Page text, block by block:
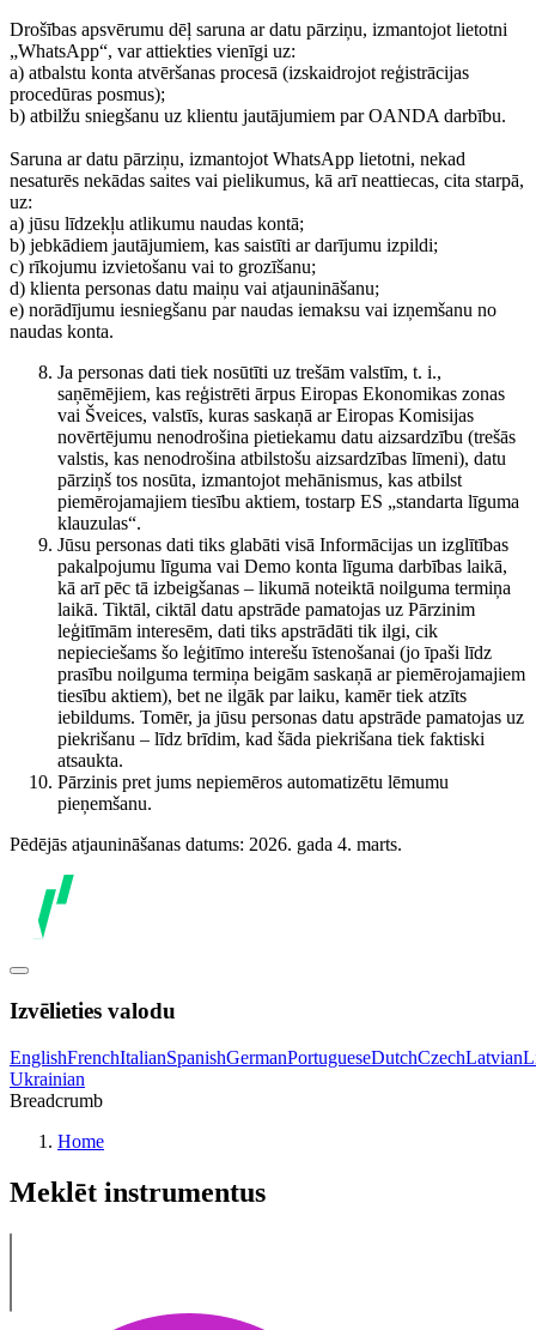
Drošības apsvērumu dēļ saruna ar datu pārziņu, izmantojot lietotni
„WhatsApp“, var attiekties vienīgi uz:
a) atbalstu konta atvēršanas procesā (izskaidrojot reģistrācijas
procedūras posmus);
b) atbilžu sniegšanu uz klientu jautājumiem par OANDA darbību.
Saruna ar datu pārziņu, izmantojot WhatsApp lietotni, nekad
nesaturēs nekādas saites vai pielikumus, kā arī neattiecas, cita starpā,
uz:
a) jūsu līdzekļu atlikumu naudas kontā;
b) jebkādiem jautājumiem, kas saistīti ar darījumu izpildi;
c) rīkojumu izvietošanu vai to grozīšanu;
d) klienta personas datu maiņu vai atjaunināšanu;
e) norādījumu iesniegšanu par naudas iemaksu vai izņemšanu no
naudas konta.
Ja personas dati tiek nosūtīti uz trešām valstīm, t. i.,
saņēmējiem, kas reģistrēti ārpus Eiropas Ekonomikas zonas
vai Šveices, valstīs, kuras saskaņā ar Eiropas Komisijas
novērtējumu nenodrošina pietiekamu datu aizsardzību (trešās
valstis, kas nenodrošina atbilstošu aizsardzības līmeni), datu
pārziņš tos nosūta, izmantojot mehānismus, kas atbilst
piemērojamajiem tiesību aktiem, tostarp ES „standarta līguma
klauzulas“.
Jūsu personas dati tiks glabāti visā Informācijas un izglītības
pakalpojumu līguma vai Demo konta līguma darbības laikā,
kā arī pēc tā izbeigšanas – likumā noteiktā noilguma termiņa
laikā. Tiktāl, ciktāl datu apstrāde pamatojas uz Pārzinim
leģitīmām interesēm, dati tiks apstrādāti tik ilgi, cik
nepieciešams šo leģitīmo interešu īstenošanai (jo īpaši līdz
prasību noilguma termiņa beigām saskaņā ar piemērojamajiem
tiesību aktiem), bet ne ilgāk par laiku, kamēr tiek atzīts
iebildums. Tomēr, ja jūsu personas datu apstrāde pamatojas uz
piekrišanu – līdz brīdim, kad šāda piekrišana tiek faktiski
atsaukta.
Pārzinis pret jums nepiemēros automatizētu lēmumu
pieņemšanu.
Pēdējās atjaunināšanas datums: 2026. gada 4. marts.
Izvēlieties valodu
EnglishFrenchItalianSpanishGermanPortugueseDutchCzechLatvian
Ukrainian
Breadcrumb
Home
Meklēt instrumentus